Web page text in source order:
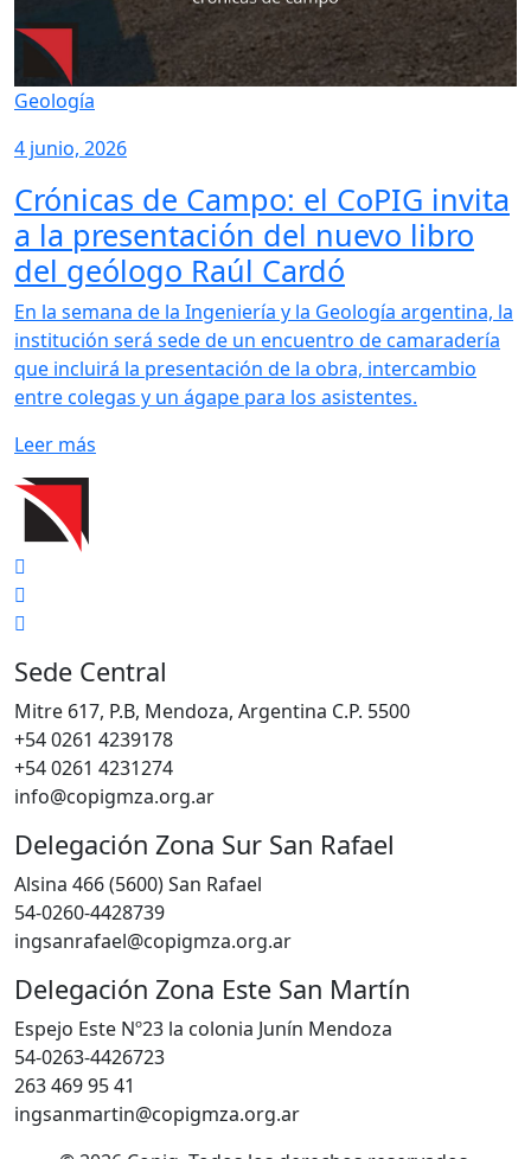
Geología
4 junio, 2026
Crónicas de Campo: el CoPIG invita
a la presentación del nuevo libro
del geólogo Raúl Cardó
En la semana de la Ingeniería y la Geología argentina, la
institución será sede de un encuentro de camaradería
que incluirá la presentación de la obra, intercambio
entre colegas y un ágape para los asistentes.
Leer más
Sede Central
Mitre 617, P.B, Mendoza, Argentina C.P. 5500
+54 0261 4239178
+54 0261 4231274
info@copigmza.org.ar
Delegación Zona Sur San Rafael
Alsina 466 (5600) San Rafael
54-0260-4428739
ingsanrafael@copigmza.org.ar
Delegación Zona Este San Martín
Espejo Este Nº23 la colonia Junín Mendoza
54-0263-4426723
263 469 95 41
ingsanmartin@copigmza.org.ar